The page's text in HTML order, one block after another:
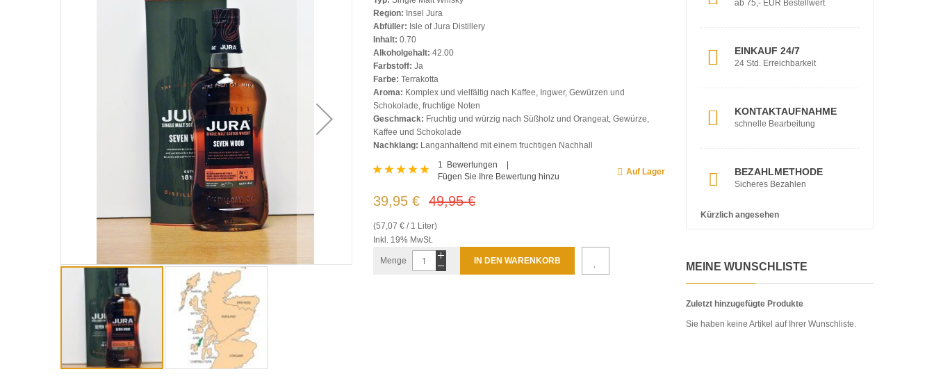
Region: Insel Jura
Abfüller: Isle of Jura Distillery
Inhalt: 0.70
Alkoholgehalt: 42.00
Farbstoff: Ja
Farbe: Terrakotta
Aroma: Komplex und vielfältig nach Kaffee, Ingwer, Gewürzen und
Schokolade, fruchtige Noten
Geschmack: Fruchtig und würzig nach Süßholz und Orangeat, Gewürze,
Kaffee und Schokolade
Nachklang: Langanhaltend mit einem fruchtigen Nachhall
Auf Lager
Bewertung:
1
Bewertungen
Fügen Sie Ihre Bewertung hinzu
39,95 € 49,95 €
(57,07 € / 1 Liter)
Inkl. 19% MwSt.
Menge IN DEN WARENKORB
ab 75,- EUR Bestellwert
EINKAUF 24/7
24 Std. Erreichbarkeit
KONTAKTAUFNAHME
schnelle Bearbeitung
BEZAHLMETHODE
Sicheres Bezahlen
Kürzlich angesehen
MEINE WUNSCHLISTE
Zuletzt hinzugefügte Produkte
Sie haben keine Artikel auf Ihrer Wunschliste.